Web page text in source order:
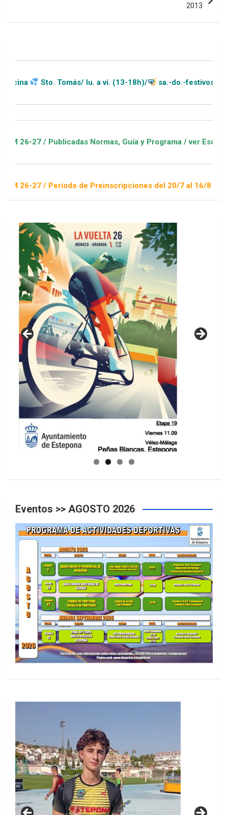
2013
Tomás/ lu. a vi. (13-18h)/ sa.-do.-festivos (11-20h)
/ Publicadas Normas, Guía y Programa / ver Escuelas
/ Periodo de Preinscripciones del 20/7 al 16/8 / Sorteo 1 de
GUIA DE INSTALACIONES DEPORTIVAS
Eventos >> AGOSTO 2026